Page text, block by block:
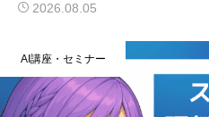
2026.08.05
AI講座・セミナー